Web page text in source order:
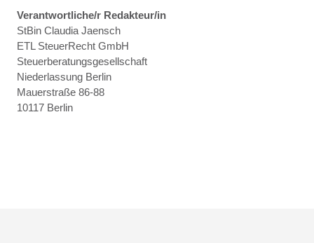
Verantwortliche/r Redakteur/in
StBin Claudia Jaensch
ETL SteuerRecht GmbH
Steuerberatungsgesellschaft
Niederlassung Berlin
Mauerstraße 86-88
10117 Berlin